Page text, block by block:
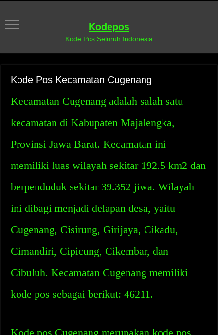
Kodepos
Kode Pos Seluruh Indonesia
Kode Pos Kecamatan Cugenang
Kecamatan Cugenang adalah salah satu
kecamatan di Kabupaten Majalengka,
Provinsi Jawa Barat. Kecamatan ini
memiliki luas wilayah sekitar 192.5 km2 dan
berpenduduk sekitar 39.352 jiwa. Wilayah
ini dibagi menjadi delapan desa, yaitu
Cugenang, Cisirung, Girijaya, Cikadu,
Cimandiri, Cipicung, Cikembar, dan
Cibuluh. Kecamatan Cugenang memiliki
kode pos sebagai berikut: 46211.
Kode pos Cugenang merupakan kode pos